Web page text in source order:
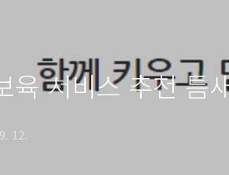
육 서비스 추천 틈
12.